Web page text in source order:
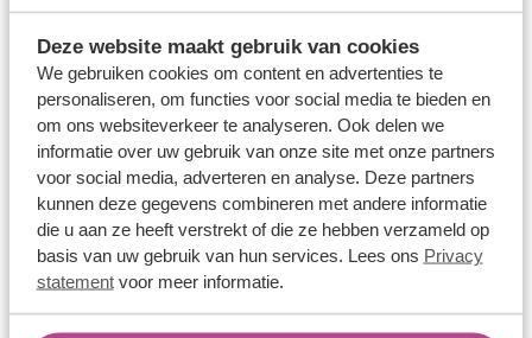
Deze website maakt gebruik van cookies
We gebruiken cookies om content en advertenties te
personaliseren, om functies voor social media te bieden en
om ons websiteverkeer te analyseren. Ook delen we
informatie over uw gebruik van onze site met onze partners
voor social media, adverteren en analyse. Deze partners
kunnen deze gegevens combineren met andere informatie
die u aan ze heeft verstrekt of die ze hebben verzameld op
basis van uw gebruik van hun services. Lees ons Privacy
statementvoor meer informatie.
Memoireringen
Verlovingsringen
Vriendschapsringen
Over ons
Aller Spanninga
Historie
Certificaten
Blogs
Jouw voordelen